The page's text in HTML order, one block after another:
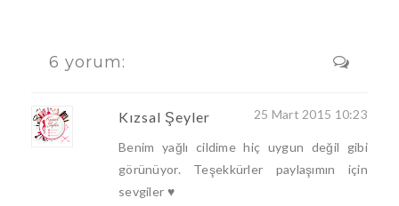
6 yorum:
Kızsal Şeyler 25 Mart 2015 10:23
Benim yağlı cildime hiç uygun değil gibi
görünüyor. Teşekkürler paylaşımın için
sevgiler ♥